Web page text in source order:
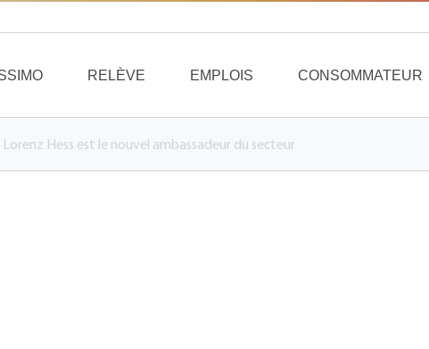
RELÈVE EMPLOIS CONSOMMATEUR
Hess est le nouvel ambassadeur du secteur